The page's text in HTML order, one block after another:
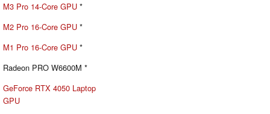
M3 Pro 14-Core GPU *
M2 Pro 16-Core GPU *
M1 Pro 16-Core GPU *
Radeon PRO W6600M *
GeForce RTX 4050 Laptop
GPU